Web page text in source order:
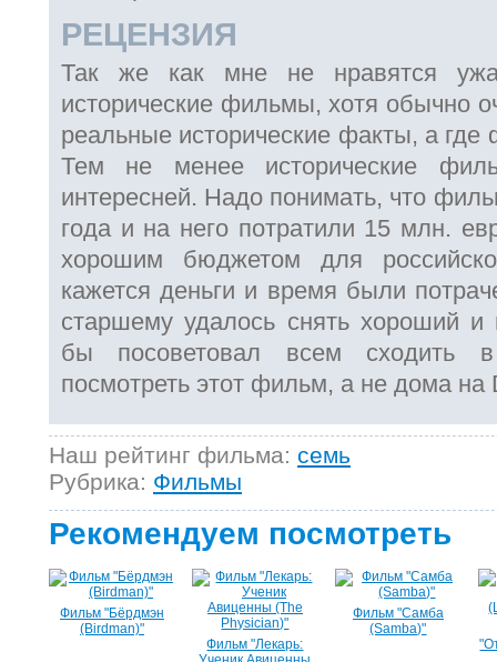
РЕЦЕНЗИЯ
Так же как мне не нравятся
исторические фильмы, хотя обычно
реальные исторические факты, а где
Тем не менее исторические
интересней. Надо понимать, что
года и на него потратили 15 млн.
хорошим бюджетом для
кажется деньги и время были
старшему удалось снять хороший
бы посоветовал всем сходить
посмотреть этот фильм, а не дома на
Наш рейтинг фильма: семь
Рубрика: Фильмы
Рекомендуем посмотреть
Фильм "Бёрдмэн
(Birdman)"
Фильм "Лекарь:
Фильм "Самба
(Samba)"